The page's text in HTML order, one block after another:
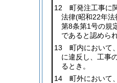
12 町発注工事に
法律(昭和22年法
第8条第1号の規
であると認めら
13 町内において
に違反し、工事
るとき。
14 町外において